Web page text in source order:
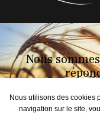
Nous
Nous utilisons des cookies
navigation sur le site,